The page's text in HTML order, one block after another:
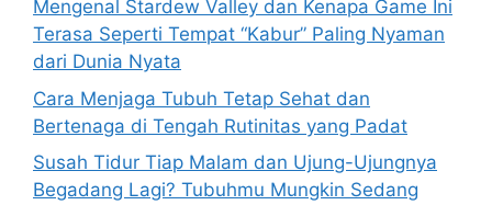
r
:
Mengenal Stardew Valley dan Kenapa Game Ini
Terasa Seperti Tempat “Kabur” Paling Nyaman
dari Dunia Nyata
Cara Menjaga Tubuh Tetap Sehat dan
Bertenaga di Tengah Rutinitas yang Padat
Susah Tidur Tiap Malam dan Ujung-Ujungnya
Begadang Lagi? Tubuhmu Mungkin Sedang